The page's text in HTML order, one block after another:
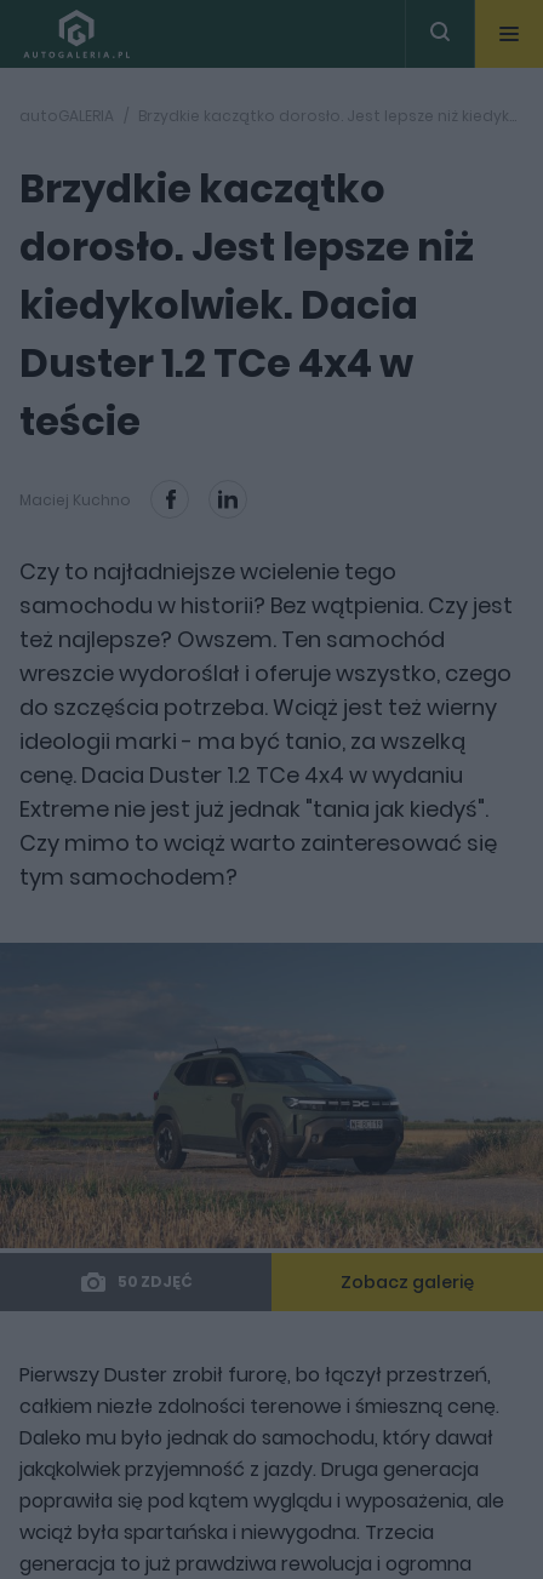
autoGALERIA Brzydkie kaczątko dorosło. Jest lepsze niż kiedykolwiek. Dacia Duster 1.2 TCe 4x4 w teście
Brzydkie kaczątko
dorosło. Jest lepsze niż
kiedykolwiek. Dacia
Duster 1.2 TCe 4x4 w
teście
Maciej Kuchno
Czy to najładniejsze wcielenie tego
samochodu w historii? Bez wątpienia. Czy jest
też najlepsze? Owszem. Ten samochód
wreszcie wydoroślał i oferuje wszystko, czego
do szczęścia potrzeba. Wciąż jest też wierny
ideologii marki - ma być tanio, za wszelką
cenę. Dacia Duster 1.2 TCe 4x4 w wydaniu
Extreme nie jest już jednak "tania jak kiedyś".
Czy mimo to wciąż warto zainteresować się
tym samochodem?
50 ZDJĘĆ Zobacz galerię
Pierwszy Duster zrobił furorę, bo łączył przestrzeń,
całkiem niezłe zdolności terenowe i śmieszną cenę.
Daleko mu było jednak do samochodu, który dawał
jakąkolwiek przyjemność z jazdy. Druga generacja
poprawiła się pod kątem wyglądu i wyposażenia, ale
wciąż była spartańska i niewygodna. Trzecia
generacja to już prawdziwa rewolucja i ogromna